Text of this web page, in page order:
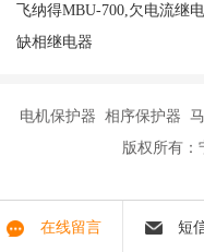
飞纳得MBU-700,欠电流继
缺相继电器
电机保护器 相序保护器
版权所有：
在线留言 短